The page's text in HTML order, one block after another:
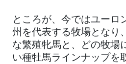
ところが、今ではユーロ
州を代表する牧場となり
な繁殖牝馬と、どの牧場
い種牡馬ラインナップを